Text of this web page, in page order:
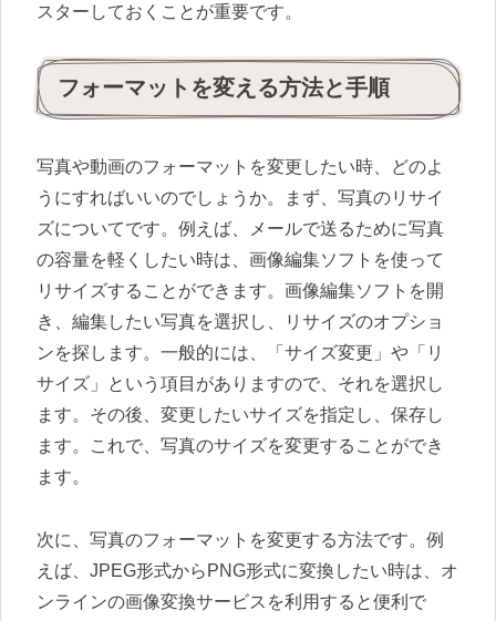
スターしておくことが重要です。
フォーマットを変える方法と手順
写真や動画のフォーマットを変更したい時、どのよ
うにすればいいのでしょうか。まず、写真のリサイ
ズについてです。例えば、メールで送るために写真
の容量を軽くしたい時は、画像編集ソフトを使って
リサイズすることができます。画像編集ソフトを開
き、編集したい写真を選択し、リサイズのオプショ
ンを探します。一般的には、「サイズ変更」や「リ
サイズ」という項目がありますので、それを選択し
ます。その後、変更したいサイズを指定し、保存し
ます。これで、写真のサイズを変更することができ
ます。
次に、写真のフォーマットを変更する方法です。例
えば、JPEG形式からPNG形式に変換したい時は、オ
ンラインの画像変換サービスを利用すると便利で